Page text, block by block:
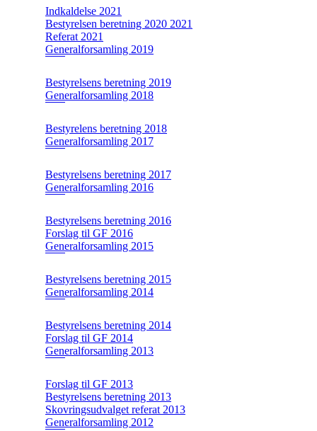
Indkaldelse 2021
Bestyrelsen beretning 2020 2021
Referat 2021
Generalforsamling 2019
Bestyrelsens beretning 2019
Generalforsamling 2018
Bestyrelens beretning 2018
Generalforsamling 2017
Bestyrelsens beretning 2017
Generalforsamling 2016
Bestyrelsens beretning 2016
Forslag til GF 2016
Generalforsamling 2015
Bestyrelsens beretning 2015
Generalforsamling 2014
Bestyrelsens beretning 2014
Forslag til GF 2014
Generalforsamling 2013
Forslag til GF 2013
Bestyrelsens beretning 2013
Skovringsudvalget referat 2013
Generalforsamling 2012